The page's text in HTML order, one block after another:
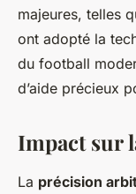
majeures, telles
ont adopté la
du football
d’aide précieux
Impact sur
La précision